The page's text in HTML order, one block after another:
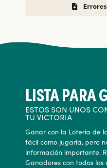
LISTA PARA
ESTOS SON UNOS
TU VICTORIA
Ganar con la Lotería de
fácil como jugarla, pero
información importante.
Ganadores con todos